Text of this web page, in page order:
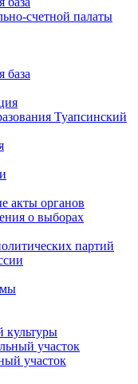
счетной палаты
база
Туапсинский
акты органов
о выборах
партий
культуры
участок
участок